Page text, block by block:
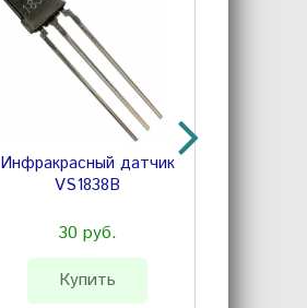
Инфракрасный датчик
VS1838B
30 руб.
Купить